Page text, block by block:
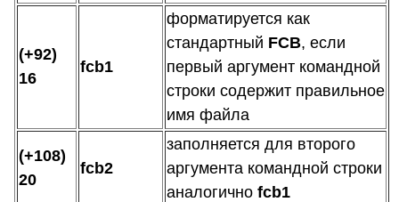
(+92)
16
fcb1
форматируется как
стандартный FCB, если
первый аргумент командной
строки содержит правильное
имя файла
(+108)
20
fcb2
заполняется для второго
аргумента командной строки
аналогично fcb1